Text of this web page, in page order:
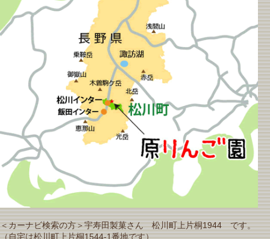
＜カーナビ検索の方＞宇寿田製菓さん 松川町上片桐1944 です。
（自宅は松川町上片桐1544-1番地です）